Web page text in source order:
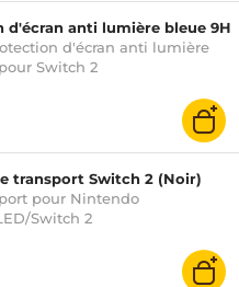
d'écran anti lumière bleue 9H
d'écran anti lumière
Switch 2
transport Switch 2 (Noir)
pour Nintendo
Switch 2